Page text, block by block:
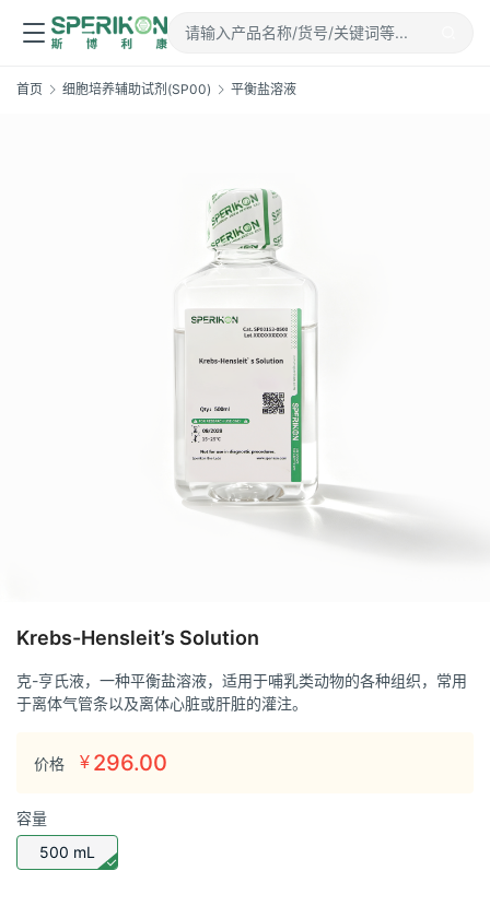
首页 细胞培养辅助试剂(SP00) 平衡盐溶液
Krebs-Hensleit’s Solution
克-亨氏液，一种平衡盐溶液，适用于哺乳类动物的各种组织，常用
于离体气管条以及离体心脏或肝脏的灌注。
价格 ¥ 296.00
容量
500 mL